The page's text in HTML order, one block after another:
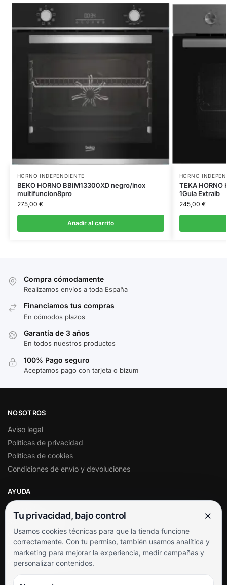
HORNO INDEPENDIENTE
BEKO HORNO BBIM13300XD negro/inox
multifuncion8pro
275,00 €
Añadir al carrito
HORNO
TEKA HORNO
1Guia Extraib
245,00 €
Compra cómodamente
Realizamos envíos a toda España
Financiamos tus compras
En cómodos plazos
Garantía de 3 años
En todos nuestros productos
100% Pago seguro
Aceptamos pago con tarjeta o bizum
NOSOTROS
Aviso legal
Políticas de privacidad
Políticas de cookies
Condiciones de envío y devoluciones
AYUDA
Soporte al cliente
Contacto
Términos y condiciones
Preguntas frecuentes
SÍGUENOS
Tu privacidad, bajo control ×
Usamos cookies técnicas para que la tienda funcione
correctamente. Con tu permiso, también usamos analítica y
marketing para mejorar la experiencia, medir campañas y
personalizar contenidos.